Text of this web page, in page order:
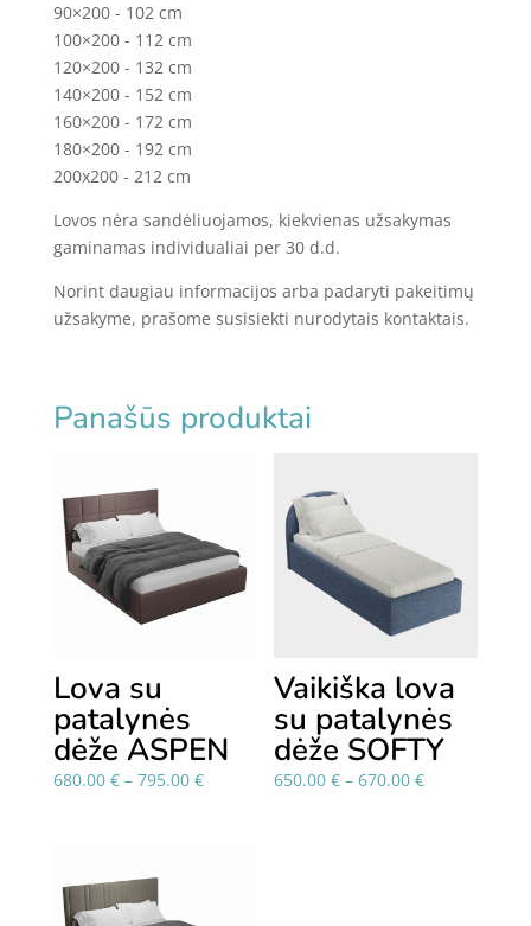
90×200 - 102 cm
100×200 - 112 cm
120×200 - 132 cm
140×200 - 152 cm
160×200 - 172 cm
180×200 - 192 cm
200x200 - 212 cm
Lovos nėra sandėliuojamos, kiekvienas užsakymas
gaminamas individualiai per 30 d.d.
Norint daugiau informacijos arba padaryti pakeitimų
užsakyme, prašome susisiekti nurodytais kontaktais.
Panašūs produktai
Lova su
patalynės
dėže ASPEN
680.00 € – 795.00 €Price
Vaikiška lova
su patalynės
dėže SOFTY
650.00€ – 670.00€Price